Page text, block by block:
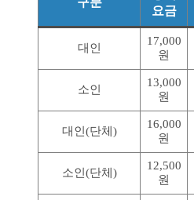
요금
대인
17,000
원
소인
13,000
원
대인(단체)
16,000
원
소인(단체)
12,500
원